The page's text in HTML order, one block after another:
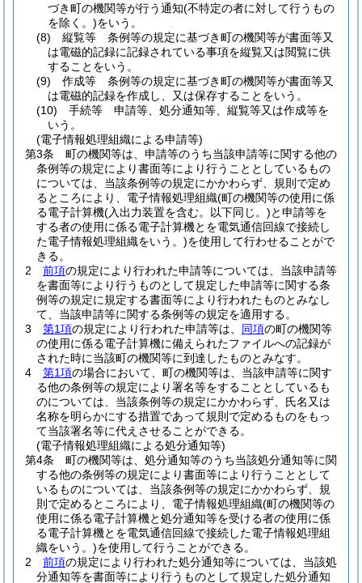
づき町の機関等が行う通知(不特定の者に対して行うもの
を除く。)をいう。
(8)
縦覧等 条例等の規定に基づき町の機関等が書面等又
は電磁的記録に記録されている事項を縦覧又は閲覧に供
することをいう。
(9)
作成等 条例等の規定に基づき町の機関等が書面等又
は電磁的記録を作成し、又は保存することをいう。
(10)
手続等 申請等、処分通知等、縦覧等又は作成等を
いう。
(電子情報処理組織による申請等)
第3条
町の機関等は、申請等のうち当該申請等に関する他の
条例等の規定により書面等により行うこととしているもの
については、当該条例等の規定にかかわらず、規則で定め
るところにより、電子情報処理組織(町の機関等の使用に係
る電子計算機(入出力装置を含む。以下同じ。)と申請等を
する者の使用に係る電子計算機とを電気通信回線で接続し
た電子情報処理組織をいう。)を使用して行わせることがで
きる。
2
前項の規定により行われた申請等については、当該申請等
を書面等により行うものとして規定した申請等に関する条
例等の規定に規定する書面等により行われたものとみなし
て、当該申請等に関する条例等の規定を適用する。
3
第1項の規定により行われた申請等は、 同項の町の機関等
の使用に係る電子計算機に備えられたファイルへの記録が
された時に当該町の機関等に到達したものとみなす。
4
第1項の場合において、町の機関等は、当該申請等に関す
る他の条例等の規定により署名等をすることとしているも
のについては、当該条例等の規定にかかわらず、氏名又は
名称を明らかにする措置であって規則で定めるものをもっ
て当該署名等に代えさせることができる。
(電子情報処理組織による処分通知等)
第4条
町の機関等は、処分通知等のうち当該処分通知等に関
する他の条例等の規定により書面等により行うこととして
いるものについては、当該条例等の規定にかかわらず、規
則で定めるところにより、電子情報処理組織(町の機関等の
使用に係る電子計算機と処分通知等を受ける者の使用に係
る電子計算機とを電気通信回線で接続した電子情報処理組
織をいう。)を使用して行うことができる。
2
前項の規定により行われた処分通知等については、当該処
分通知等を書面等により行うものとして規定した処分通知